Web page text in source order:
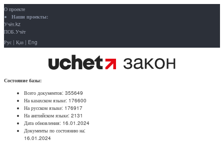
О проекте
Наши проекты:
Учёт.kz
ПОБ.Учёт
Рус | Қаз | Eng
Состояние базы:
Всего документов: 355649
На казахском языке: 176600
На русском языке: 176917
На английском языке: 2131
Дата обновления: 16.01.2024
Документы по состоянию на:
16.01.2024